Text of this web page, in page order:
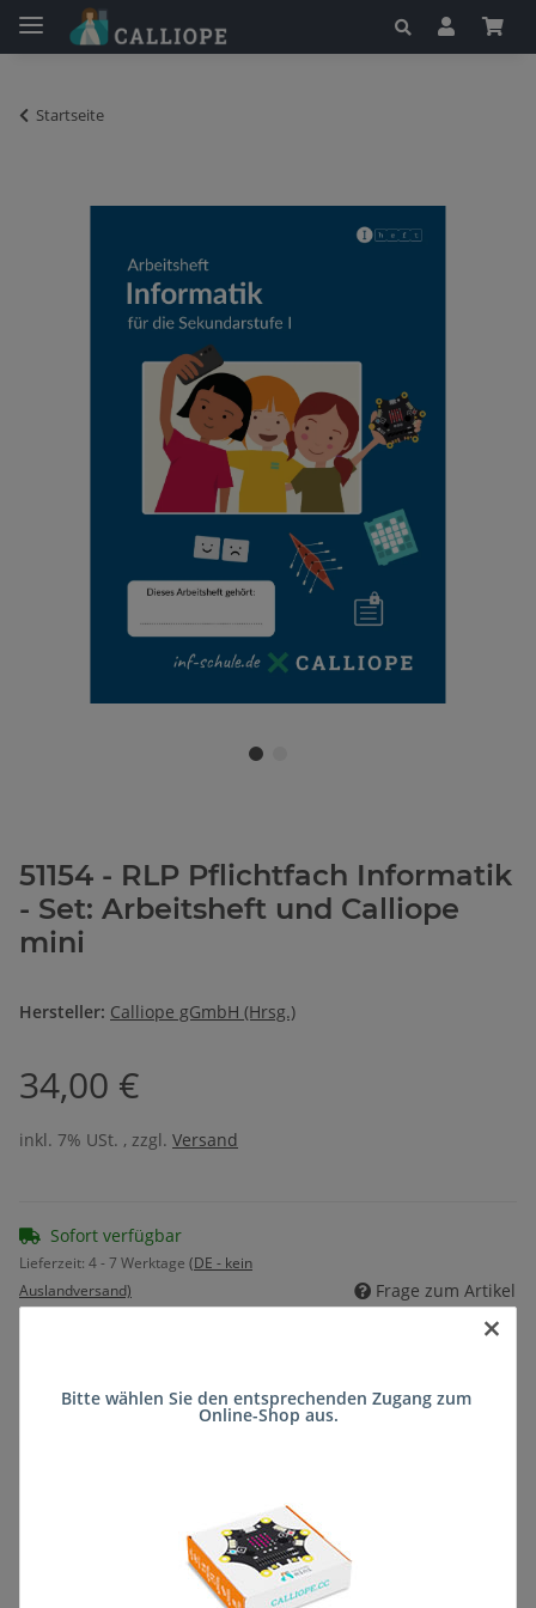
Startseite
51154 - RLP Pflichtfach Informatik
- Set: Arbeitsheft und Calliope
mini
Hersteller: Calliope gGmbH (Hrsg.)
34,00 €
inkl. 7% USt. , zzgl. Versand
Sofort verfügbar
Lieferzeit: 4 - 7 Werktage (DE - kein
Auslandversand)
Frage zum Artikel
×
Bitte wählen Sie den entsprechenden Zugang zum
Online-Shop aus.